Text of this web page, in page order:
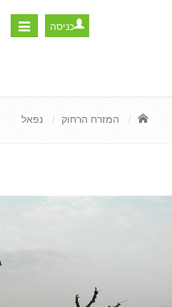
Toggle
כניסה
המזרח הרחוק נפאל